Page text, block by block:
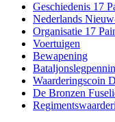
Geschiedenis 17
Nederlands
Organisatie 17
Voertuigen
Bewapening
Waarderingscoin
De Bronzen